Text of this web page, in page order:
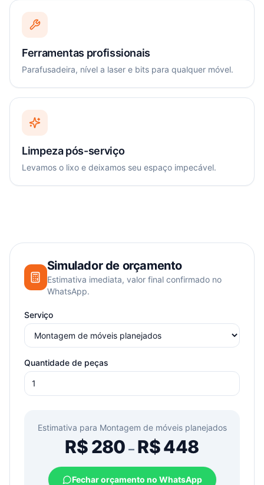
Ferramentas profissionais
Parafusadeira, nível a laser e bits para qualquer móvel.
Limpeza pós-serviço
Levamos o lixo e deixamos seu espaço impecável.
Simulador de orçamento
Estimativa imediata, valor final confirmado no
WhatsApp.
Serviço
Quantidade de peças
Estimativa para Montagem de móveis planejados
R$280 –R$448
Fechar orçamento no WhatsApp